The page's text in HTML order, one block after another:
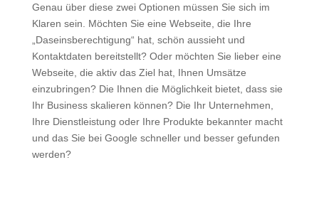
Genau über diese zwei Optionen müssen Sie sich im
Klaren sein. Möchten Sie eine Webseite, die Ihre
„Daseinsberechtigung“ hat, schön aussieht und
Kontaktdaten bereitstellt? Oder möchten Sie lieber eine
Webseite, die aktiv das Ziel hat, Ihnen Umsätze
einzubringen? Die Ihnen die Möglichkeit bietet, dass sie
Ihr Business skalieren können? Die Ihr Unternehmen,
Ihre Dienstleistung oder Ihre Produkte bekannter macht
und das Sie bei Google schneller und besser gefunden
werden?